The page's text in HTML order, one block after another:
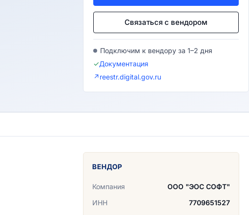
Связаться с вендором
Подключим к вендору за 1–2 дня
✓Документация
↗reestr.digital.gov.ru
ВЕНДОР
Компания
ООО "ЭОС СОФТ"
ИНН
7709651527